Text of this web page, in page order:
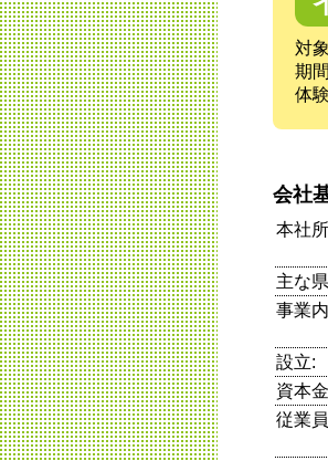
対
期
体
会社
本社
主な
事業
設立:
資本
従業